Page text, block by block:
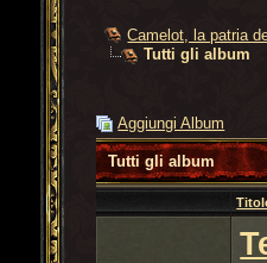
Camelot, la patria
Tutti gli album
Aggiungi Album
Tutti gli album